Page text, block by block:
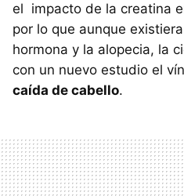
el impacto de la creatina
por lo que aunque
hormona y la alopecia, la
con un nuevo estudio el
caída de cabello.